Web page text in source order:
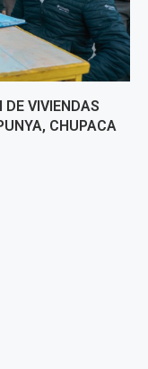
DE VIVIENDAS
CHUPACA